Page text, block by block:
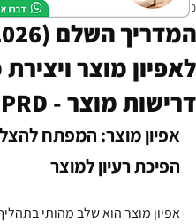
לאפיון מוצר
דרישות מוצר - PRD
20 באוק׳ 2024
אפיון מוצר: המפתח
הפיכת רעיון למוצר
אפיון מוצר הוא שלב מהותי